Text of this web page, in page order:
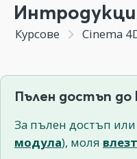
Курсове Cinema
Пълен достъп до
За пълен достъп
модула), моля